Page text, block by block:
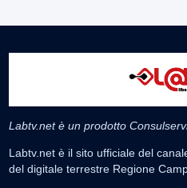
Labtv.net è un prodotto
Labtv.net è il sito ufficiale del
del digitale terrestre Regione